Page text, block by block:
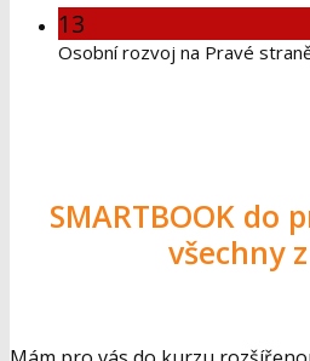
13
Osobní rozvoj na Pravé
SMARTBOOK do
všechny